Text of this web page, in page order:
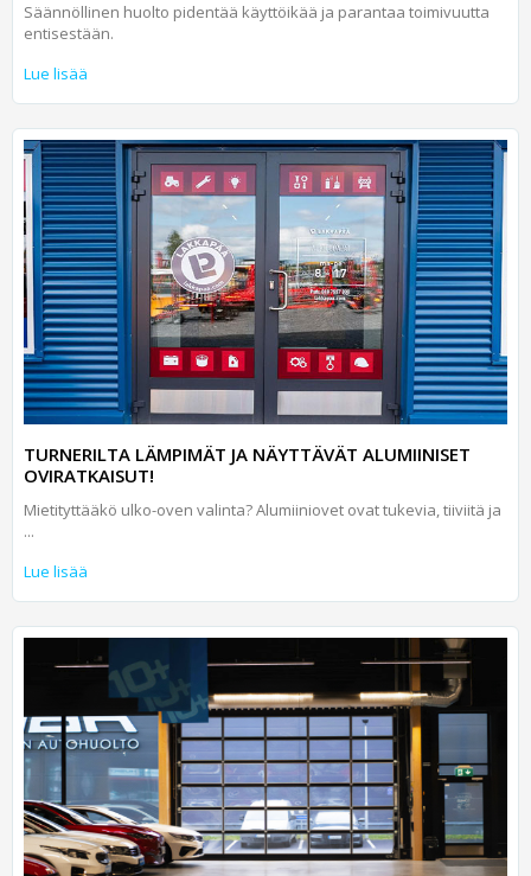
Säännöllinen huolto pidentää käyttöikää ja parantaa toimivuutta
entisestään.
Lue lisää
TURNERILTA LÄMPIMÄT JA NÄYTTÄVÄT ALUMIINISET
OVIRATKAISUT!
Mietityttääkö ulko-oven valinta? Alumiini­ovet ovat tukevia, tiiviitä ja
...
Lue lisää